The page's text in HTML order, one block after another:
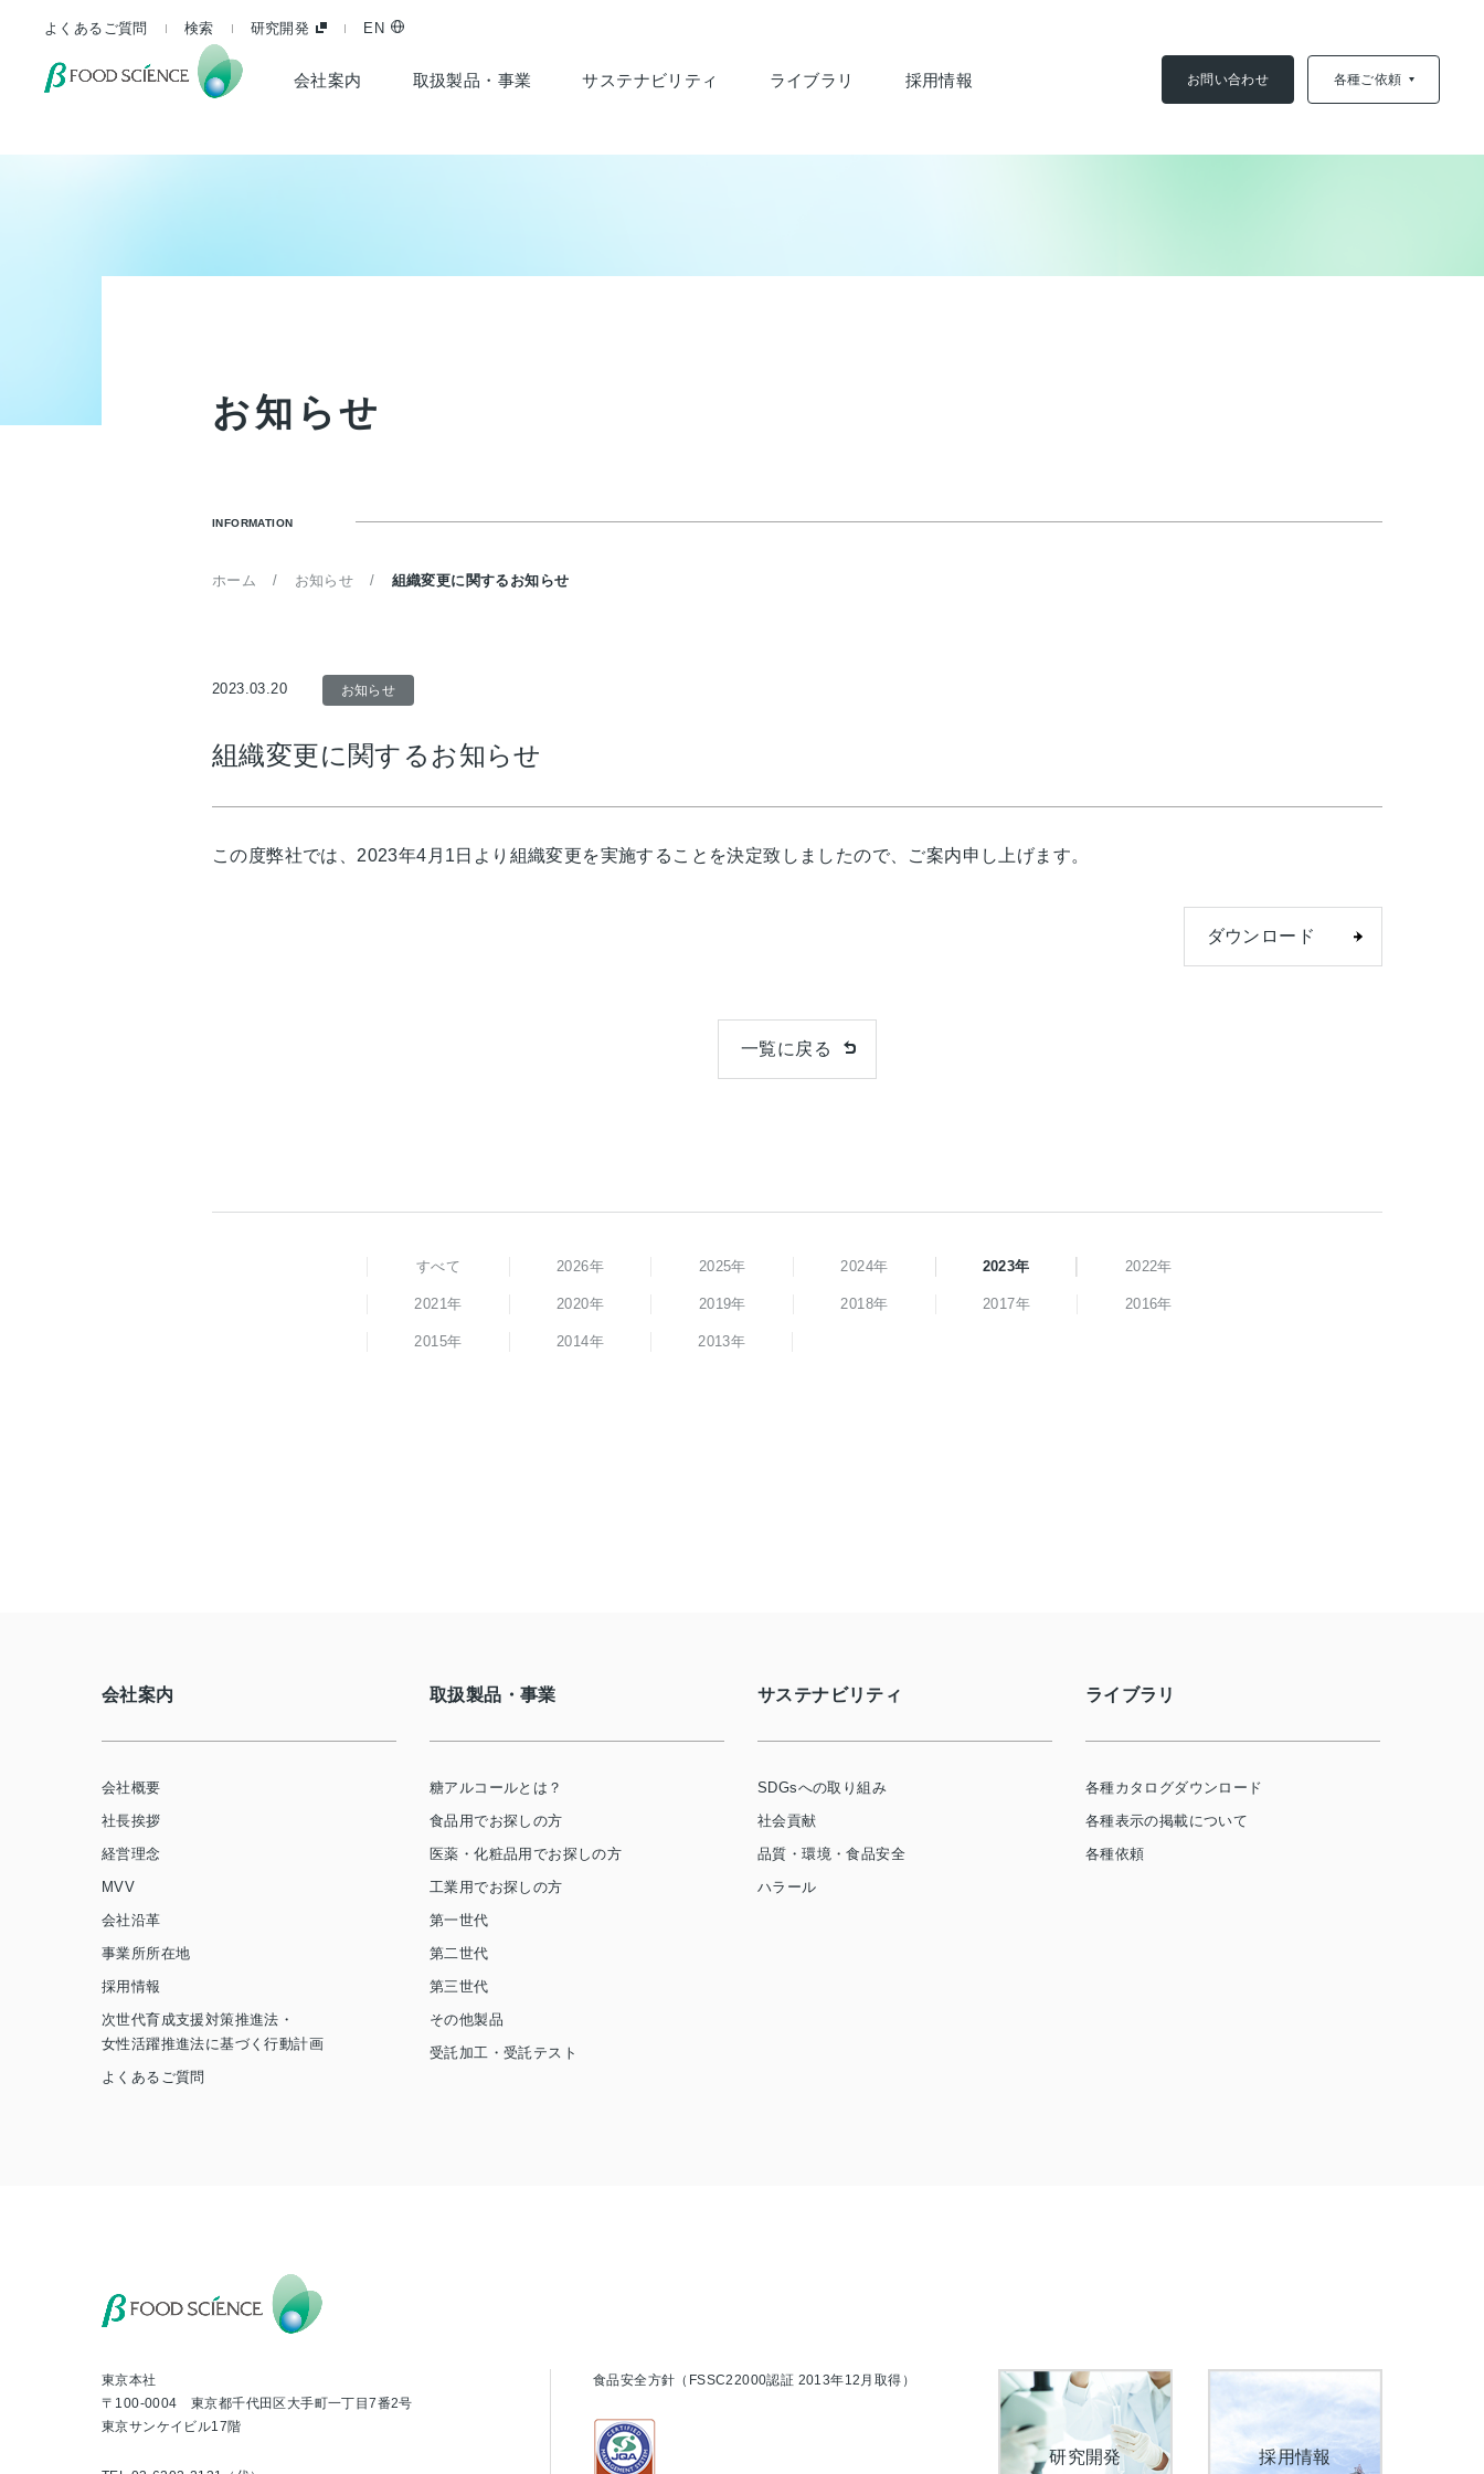
よくあるご質問 検索 研究開発 EN
会社案内 取扱製品・事業 サステナビリティ ライブラリ 採用情報 お問い合わせ 各種ご依頼
お知 ら せ
INFORMATION
ホーム お知らせ 組織変更に関するお知らせ
2023.03.20 お知らせ
組織変更に関するお知らせ
この度弊社では、2023年4月1日より組織変更を実施することを決定致しましたので、ご案内申し上げます。
ダウンロード
一覧に戻る
すべて 2026年 2025年 2024年 2023年 2022年
2021年 2020年 2019年 2018年 2017年 2016年
2015年 2014年 2013年
会社案内
会社概要
社長挨拶
経営理念
MVV
会社沿革
事業所所在地
採用情報
次世代育成支援対策推進法・
女性活躍推進法に基づく行動計画
よくあるご質問
取扱製品・事業
糖アルコールとは？
食品用でお探しの方
医薬・化粧品用でお探しの方
工業用でお探しの方
第一世代
第二世代
第三世代
その他製品
受託加工・受託テスト
サステナビリティ
SDGsへの取り組み
社会貢献
品質・環境・食品安全
ハラール
ライブラリ
各種カタログダウンロード
各種表示の掲載について
各種依頼
東京本社
〒100-0004 東京都千代田区大手町一丁目7番2号
東京サンケイビル17階
食品安全方針（FSSC22000認証 2013年12月取得）
研究開発 採用情報